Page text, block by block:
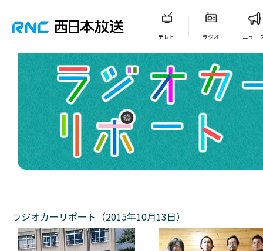
テレビ ラジオ ニュー
ラジオカーリポート（2015年10月13日）